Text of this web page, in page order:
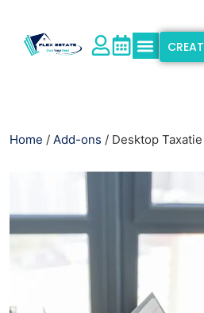
Home / Add-ons / Desktop